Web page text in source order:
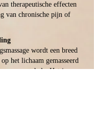
therapeutische effecten
van chronische pijn of
wordt een breed
het lichaam gemasseerd
armen en hals. Het is een